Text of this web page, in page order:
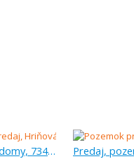
Predaj, pozemok pre rodinné domy, 734 m